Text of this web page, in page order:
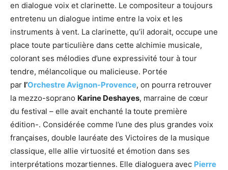
en dialogue voix et clarinette. Le compositeur a toujours
entretenu un dialogue intime entre la voix et les
instruments à vent. La clarinette, qu’il adorait, occupe une
place toute particulière dans cette alchimie musicale,
colorant ses mélodies d’une expressivité tour à tour
tendre, mélancolique ou malicieuse. Portée
par l’Orchestre Avignon-Provence, on pourra retrouver
la mezzo-soprano Karine Deshayes, marraine de cœur
du festival – elle avait enchanté la toute première
édition-. Considérée comme l’une des plus grandes voix
françaises, double lauréate des Victoires de la musique
classique, elle allie virtuosité et émotion dans ses
interprétations mozartiennes. Elle dialoguera avec Pierre